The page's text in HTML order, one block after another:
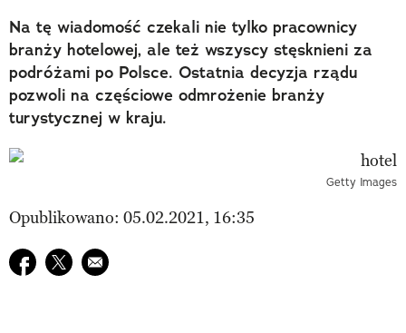
Na tę wiadomość czekali nie tylko pracownicy
branży hotelowej, ale też wszyscy stęsknieni za
podróżami po Polsce. Ostatnia decyzja rządu
pozwoli na częściowe odmrożenie branży
turystycznej w kraju.
Getty Images
Opublikowano: 05.02.2021, 16:35
Udostępnij na facebook
Udostępnij na twitter
E-mail do przyjaciela